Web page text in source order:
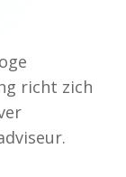
richt zich